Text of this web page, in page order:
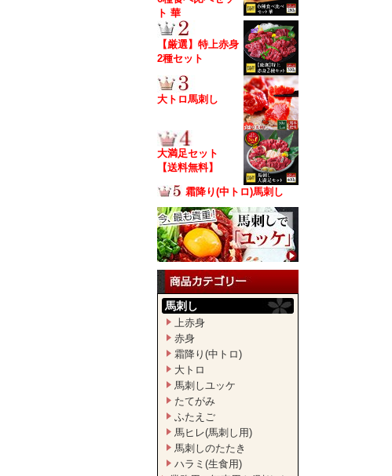
ト 華
【厳選】特上赤身
2種セット
大トロ馬刺し
大満足セット
【送料無料】
霜降り(中トロ)馬刺し
馬刺し
上赤身
赤身
霜降り(中トロ)
大トロ
馬刺しユッケ
たてがみ
ふたえご
馬ヒレ(馬刺し用)
馬刺しのたたき
ハラミ(生食用)